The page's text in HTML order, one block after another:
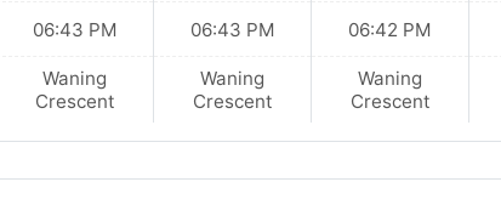
06:43 PM
Waning
Crescent
06:43 PM
Waning
Crescent
06:42 PM
Waning
Crescent